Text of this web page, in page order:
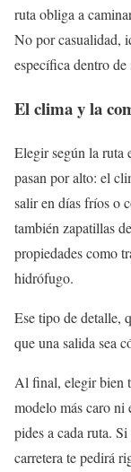
ruta obliga a
No por casualidad,
específica dentro de
El clima y la
Elegir según la ruta
pasan por alto: el
salir en días fríos o
también zapatillas
propiedades como
hidrófugo.
Ese tipo de detalle,
que una salida sea
Al final, elegir bien
modelo más caro ni
pides a cada ruta.
carretera te pedirá